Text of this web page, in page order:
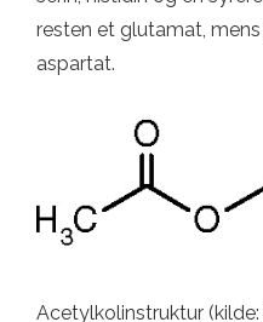
resten et glutamat,
aspartat.
Acetylkolinstruktur